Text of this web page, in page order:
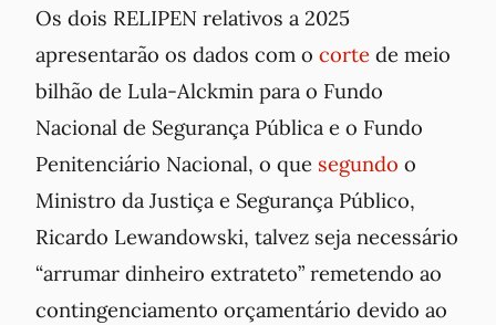
Os dois RELIPEN relativos a 2025
apresentarão os dados com o corte de meio
bilhão de Lula-Alckmin para o Fundo
Nacional de Segurança Pública e o Fundo
Penitenciário Nacional, o que segundo o
Ministro da Justiça e Segurança Público,
Ricardo Lewandowski, talvez seja necessário
“arrumar dinheiro extrateto” remetendo ao
contingenciamento orçamentário devido ao